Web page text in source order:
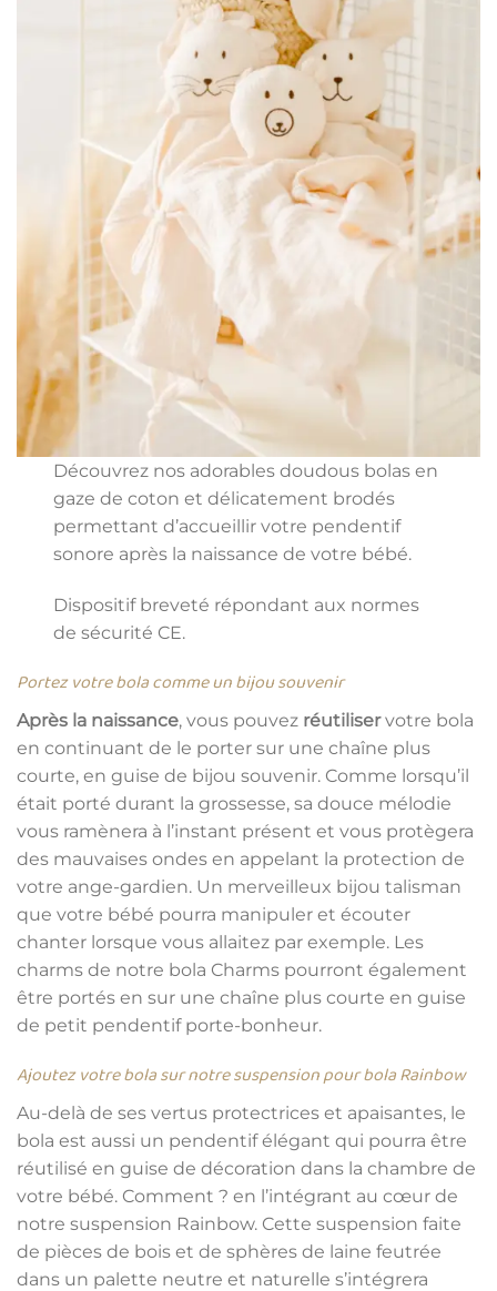
Découvrez nos adorables doudous bolas en
gaze de coton et délicatement brodés
permettant d’accueillir votre pendentif
sonore après la naissance de votre bébé.
Dispositif breveté répondant aux normes
de sécurité CE.
Portez votre bola comme un bijou souvenir
Après la naissance, vous pouvez réutiliservotre bola
en continuant de le porter sur une chaîne plus
courte, en guise de bijou souvenir. Comme lorsqu’il
était porté durant la grossesse, sa douce mélodie
vous ramènera à l’instant présent et vous protègera
des mauvaises ondes en appelant la protection de
votre ange-gardien. Un merveilleux bijou talisman
que votre bébé pourra manipuler et écouter
chanter lorsque vous allaitez par exemple. Les
charms de notre bola Charms pourront également
être portés en sur une chaîne plus courte en guise
de petit pendentif porte-bonheur.
Ajoutez votre bola sur notre suspension pour bola Rainbow
Au-delà de ses vertus protectrices et apaisantes, le
bola est aussi un pendentif élégant qui pourra être
réutilisé en guise de décoration dans la chambre de
votre bébé. Comment ? en l’intégrant au cœur de
notre suspension Rainbow. Cette suspension faite
de pièces de bois et de sphères de laine feutrée
dans un palette neutre et naturelle s’intégrera